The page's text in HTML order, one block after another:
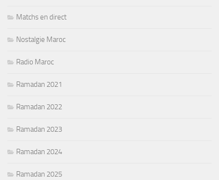
Matchs en direct
Nostalgie Maroc
Radio Maroc
Ramadan 2021
Ramadan 2022
Ramadan 2023
Ramadan 2024
Ramadan 2025